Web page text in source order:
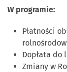
W programie:
Płatności
Dopłata do
Zmiany w